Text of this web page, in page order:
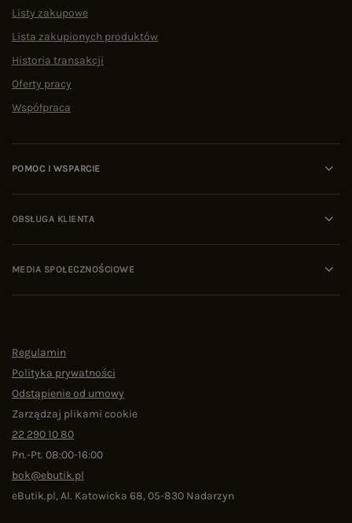
Listy zakupowe
Lista zakupionych produktów
Historia transakcji
Oferty pracy
Współpraca
POMOC I WSPARCIE
OBSŁUGA KLIENTA
MEDIA SPOŁECZNOŚCIOWE
Regulamin
Polityka prywatności
Odstąpienie od umowy
Zarządzaj plikami cookie
22 290 10 80
Pn.-Pt. 08:00-16:00
bok@ebutik.pl
eButik.pl,Al. Katowicka 68,05-830 Nadarzyn